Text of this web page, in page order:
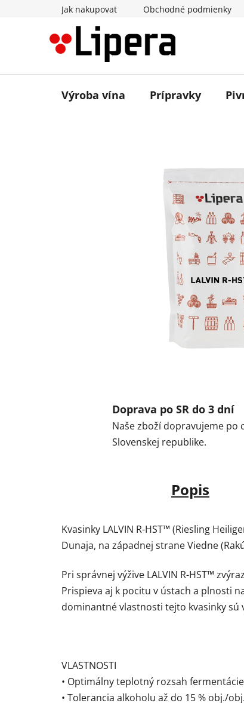
Jak nakupovat Obchodné podmienky
Výroba vína Prípravky
Doprava po SR do 3 dní
Naše zboží dopravujeme po
Slovenskej republike.
Popis
Kvasinky LALVIN R-HST™ (Riesling
Dunaja, na západnej strane Viedne
Pri správnej výžive LALVIN R-HST™
Prispieva aj k pocitu v ústach a plnosti
dominantné vlastnosti tejto kvasinky sú
VLASTNOSTI
• Optimálny teplotný rozsah
• Tolerancia alkoholu až do 15 % obj./obj.